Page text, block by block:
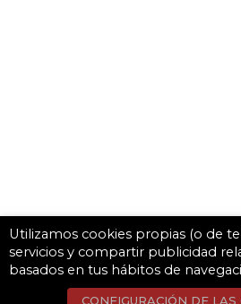
Utilizamos cookies propias (o de
servicios y compartir publicidad
basados en tus hábitos de
CONFIGURACIÓN DE LAS